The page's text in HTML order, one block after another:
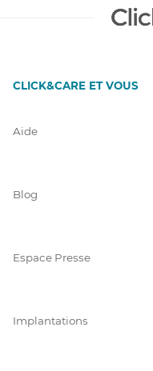
CLICK&CARE ET VOUS
Aide
Blog
Espace Presse
Implantations